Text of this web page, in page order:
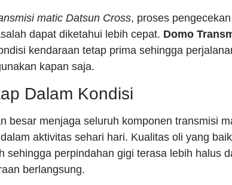
matic Datsun Cross, proses
dapat diketahui lebih cepat. Domo
kendaraan tetap prima sehingga
kapan saja.
Dalam Kondisi
besar menjaga seluruh komponen transmisi
aktivitas sehari hari. Kualitas oli yang
sehingga perpindahan gigi terasa lebih halus
berlangsung.